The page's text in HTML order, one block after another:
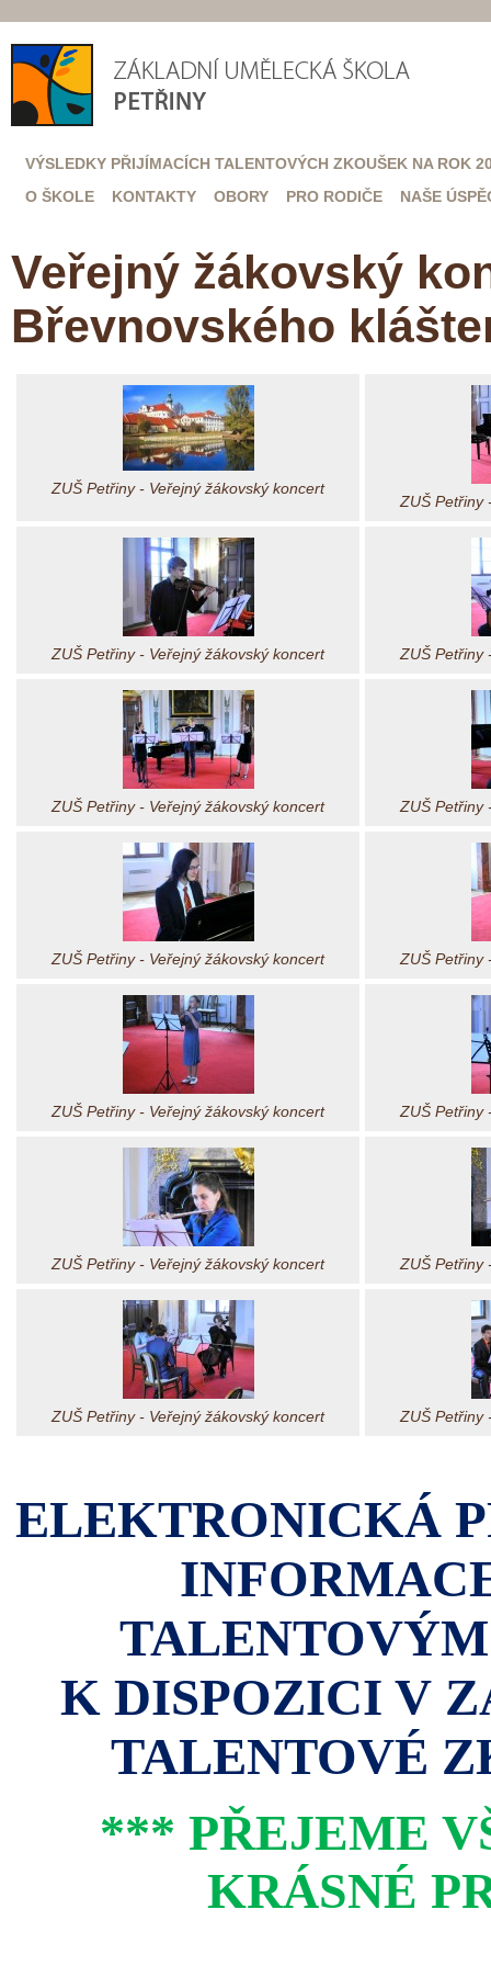
VÝSLEDKY PŘIJÍMACÍCH TALENTOVÝCH ZKOUŠEK NA ROK
O ŠKOLE
KONTAKTY OBORY PRO RODIČE NAŠE
Veřejný žákovský
Břevnovského
ZUŠ Petřiny - Veřejný žákovský koncert
ZUŠ Petřiny
ZUŠ Petřiny - Veřejný žákovský koncert ZUŠ Petřiny
ZUŠ Petřiny - Veřejný žákovský koncert ZUŠ Petřiny
ZUŠ Petřiny - Veřejný žákovský koncert ZUŠ Petřiny
ZUŠ Petřiny - Veřejný žákovský koncert ZUŠ Petřiny
ZUŠ Petřiny - Veřejný žákovský koncert ZUŠ Petřiny
ZUŠ Petřiny - Veřejný žákovský koncert ZUŠ Petřiny
ELEKTRONICKÁ
K DISPOZICI V
TALENTOVÉ
*** PŘEJEME
KRÁSNÉ